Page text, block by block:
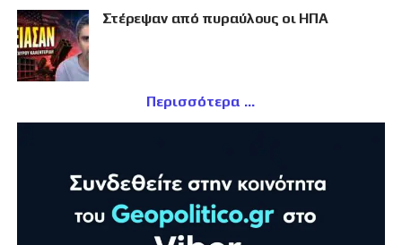
Στέρεψαν από πυραύλους οι ΗΠΑ
Περισσότερα